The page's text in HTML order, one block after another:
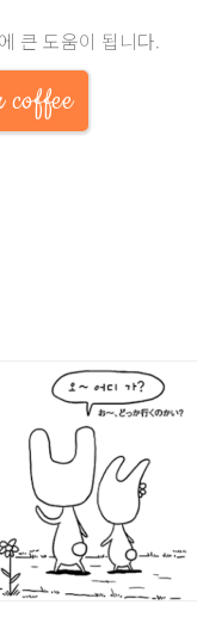
큰 도움이 됩니다.
coffee